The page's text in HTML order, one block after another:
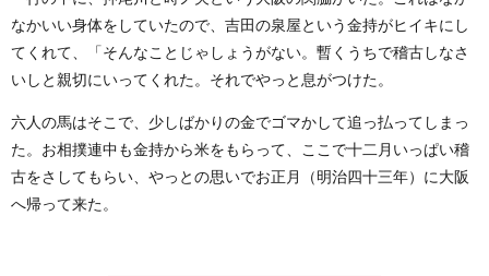
なかいい身体をしていたので、吉田の泉屋という金持がヒイキにし
てくれて、「そんなことじゃしょうがない。暫くうちで稽古しなさ
いしと親切にいってくれた。それでやっと息がつけた。
六人の馬はそこで、少しばかりの金でゴマかして追っ払ってしまっ
た。お相撲連中も金持から米をもらって、ここで十二月いっぱい稽
古をさしてもらい、やっとの思いでお正月（明治四十三年）に大阪
へ帰って来た。